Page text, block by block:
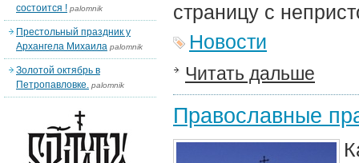
страницу с
Новости
Читать дальше
Православные
состоится ! palomnik
Престольный праздник у
Архангела Михаила palomnik
Золотой октябрь в
Петропавловке. palomnik